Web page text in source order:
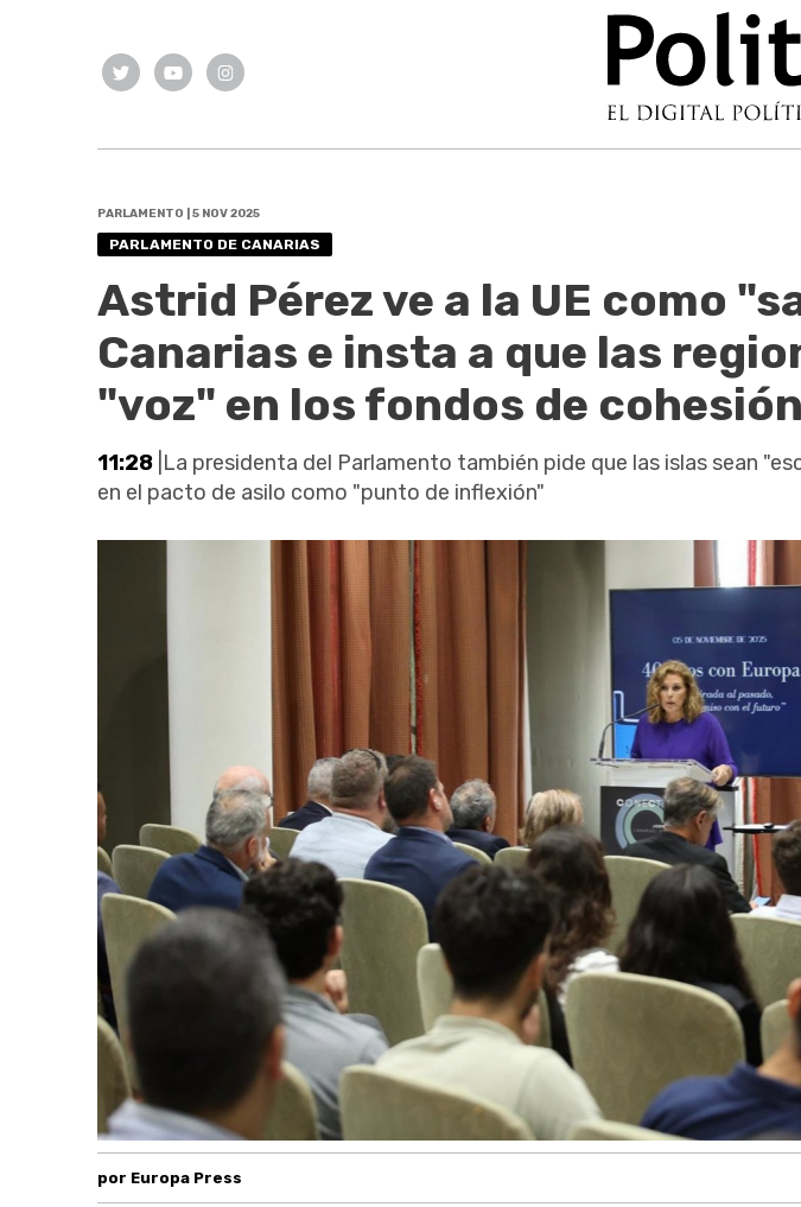
PARLAMENTO | 5 NOV 2025
PARLAMENTO DE CANARIAS
Astrid Pérez ve a la UE como
Canarias e insta a que las
"voz" en los fondos de cohesión
11:28 |La presidenta del Parlamento también pide que las islas sean
en el pacto de asilo como "punto de inflexión"
por Europa Press